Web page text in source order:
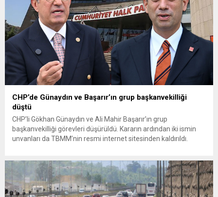
CHP’de Günaydın ve Başarır’ın grup başkanvekilliği
düştü
CHP’li Gökhan Günaydın ve Ali Mahir Başarır’ın grup
başkanvekilliği görevleri düşürüldü. Kararın ardından iki ismin
unvanları da TBMM’nin resmi internet sitesinden kaldırıldı.
çıkarma cezası uygulanmak üzere Yüksek Disiplin Kurulu’na
(YDK) sevk edilen ve partideki tüm görevlerinden...